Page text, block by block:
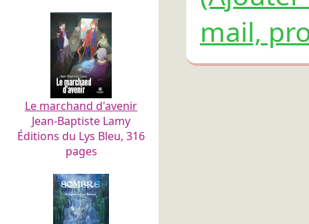
Le marchand d'avenir
Jean-Baptiste Lamy
Éditions du Lys Bleu, 316
pages
mail,